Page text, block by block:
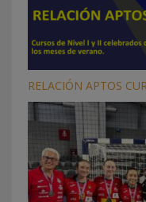
RELACIÓN APTOS